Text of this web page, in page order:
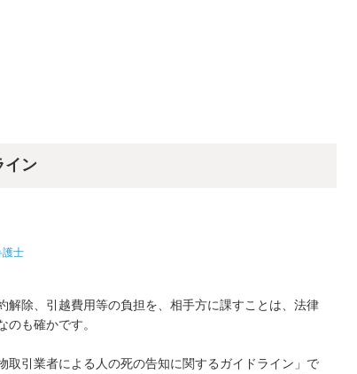
イン
護士
解除、引越費用等の負担を、相手方に課すことは、法律
のも確かです。
取引業者による人の死の告知に関するガイドライン」で